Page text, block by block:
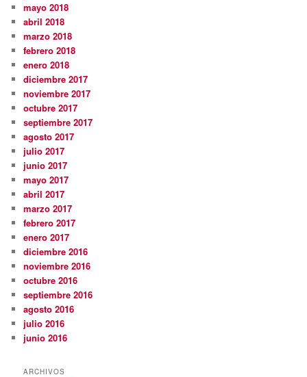
mayo 2018
abril 2018
marzo 2018
febrero 2018
enero 2018
diciembre 2017
noviembre 2017
octubre 2017
septiembre 2017
agosto 2017
julio 2017
junio 2017
mayo 2017
abril 2017
marzo 2017
febrero 2017
enero 2017
diciembre 2016
noviembre 2016
octubre 2016
septiembre 2016
agosto 2016
julio 2016
junio 2016
ARCHIVOS